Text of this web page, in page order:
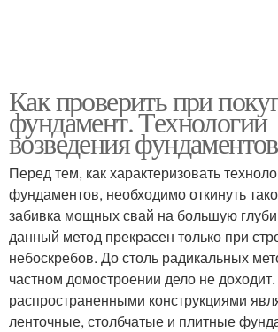
Как проверить при
фундамент. Технологии
возведения фундаментов
Перед тем, как характеризовать
фундаментов, необходимо откинуть
забивка мощных свай на большую
данный метод прекрасен только при
небоскребов. До столь радикальных
частном домостроении дело не
распространенными конструкциями
ленточные, столбчатые и плитные